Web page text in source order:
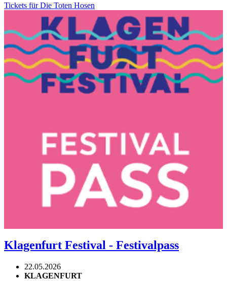
Tickets für Die Toten Hosen
Klagenfurt Festival - Festivalpass
22.05.2026
KLAGENFURT